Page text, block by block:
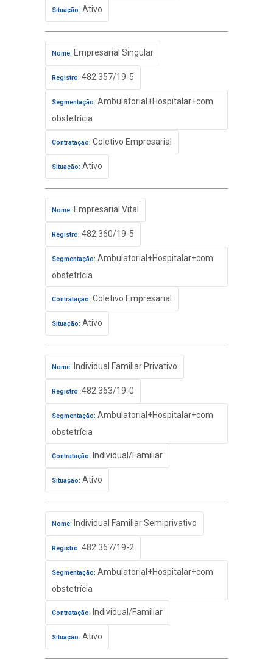
Situação: Ativo
Nome: Empresarial Singular
Registro: 482.357/19-5
Segmentação: Ambulatorial+Hospitalar+com
obstetrícia
Contratação: Coletivo Empresarial
Situação: Ativo
Nome: Empresarial Vital
Registro: 482.360/19-5
Segmentação: Ambulatorial+Hospitalar+com
obstetrícia
Contratação: Coletivo Empresarial
Situação: Ativo
Nome: Individual Familiar Privativo
Registro: 482.363/19-0
Segmentação: Ambulatorial+Hospitalar+com
obstetrícia
Contratação: Individual/Familiar
Situação: Ativo
Nome: Individual Familiar Semiprivativo
Registro: 482.367/19-2
Segmentação: Ambulatorial+Hospitalar+com
obstetrícia
Contratação: Individual/Familiar
Situação: Ativo